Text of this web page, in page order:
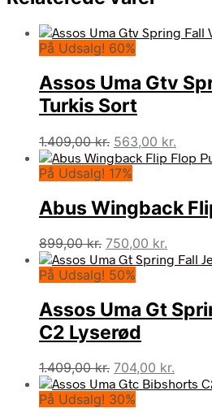
På Udsalg! 60%
Assos Uma Gtv
Turkis Sort
1.409,00kr. Den
oprindelige
pris
1.409,00 kr..
563,00 kr.
På Udsalg! 17%
Abus Wingback
899,00kr. Den
oprindelige
pris
899,00 kr..
750,00 kr.
aktuelle
På Udsalg! 50%
Assos Uma Gt
C2 Lyserød
1.409,00kr. Den
oprindelige
pris
704,00 kr.
På Udsalg! 30%